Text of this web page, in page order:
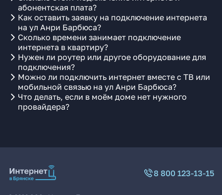
абонентская плата?
Как оставить заявку на подключение интернета
на ул Анри Барбюса?
Сколько времени занимает подключение
интернета в квартиру?
Нужен ли роутер или другое оборудование для
подключения?
Можно ли подключить интернет вместе с ТВ или
мобильной связью на ул Анри Барбюса?
Что делать, если в моём доме нет нужного
провайдера?
8 800 123-13-15